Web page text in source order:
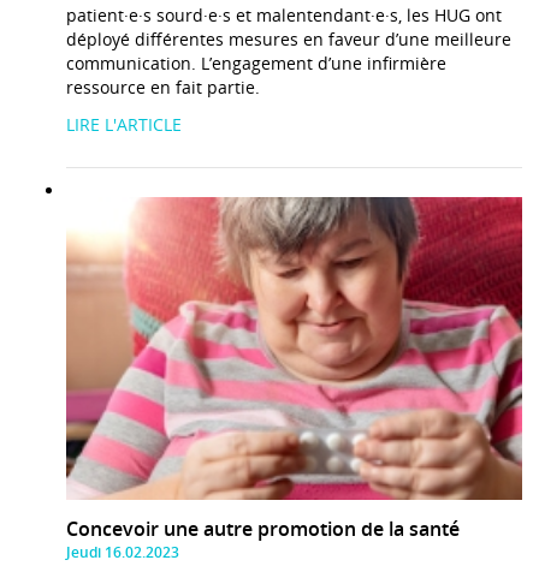
patient·e·s sourd·e·s et malentendant·e·s, les HUG ont
déployé différentes mesures en faveur d’une meilleure
communication. L’engagement d’une infirmière
ressource en fait partie.
LIRE L'ARTICLE
Concevoir une autre promotion de la santé
Jeudi 16.02.2023